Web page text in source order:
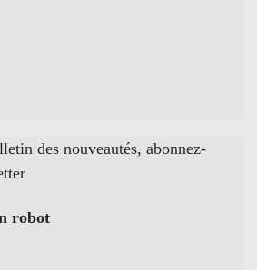
des nouveautés, abonnez-
robot